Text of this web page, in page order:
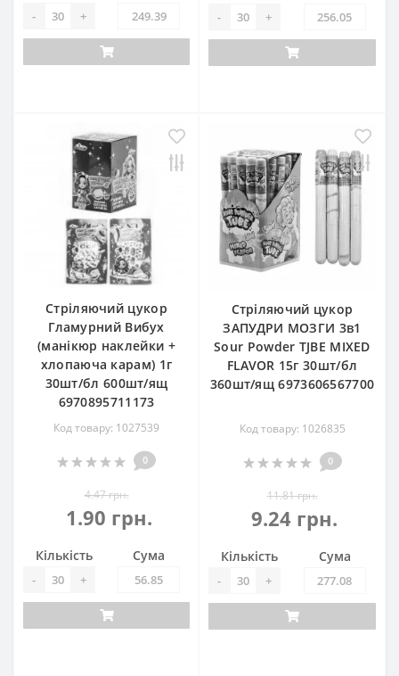
- + - +
Стріляючий цукор
Гламурний Вибух
(манікюр наклейки +
хлопаюча карам) 1г
30шт/бл 600шт/ящ
6970895711173
Код товару: 1027539
0
4.47 грн.
1.90 грн.
Кількість
- +
Сума
Стріляючий цукор
ЗАПУДРИ МОЗГИ 3в1
Sour Powder TJBE MIXED
FLAVOR 15г 30шт/бл
360шт/ящ 6973606567700
Код товару: 1026835
0
11.81 грн.
9.24 грн.
Кількість
- +
Сума